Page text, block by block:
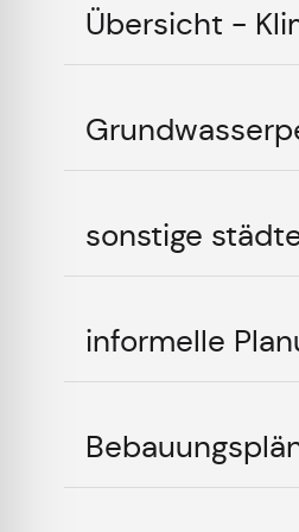
Übersicht -
sonstige
informelle